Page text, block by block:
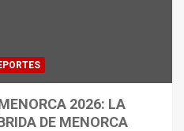
2026: LA
DE MENORCA